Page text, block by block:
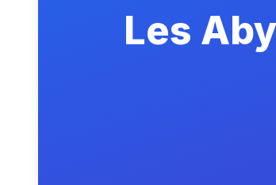
Les